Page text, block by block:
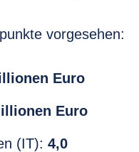
vorgesehen:
Euro
Euro
(IT): 4,0